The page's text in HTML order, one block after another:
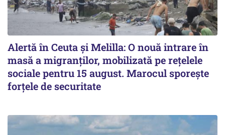
Alertă în Ceuta și Melilla: O nouă intrare în
masă a migranților, mobilizată pe rețelele
sociale pentru 15 august. Marocul sporește
forțele de securitate